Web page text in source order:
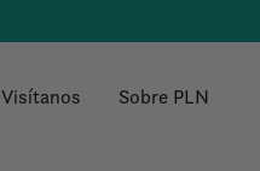
Visítanos Sobre PLN